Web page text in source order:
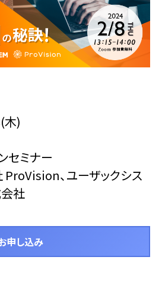
木)
セミナー
、ユーザックシス
社
申し込み